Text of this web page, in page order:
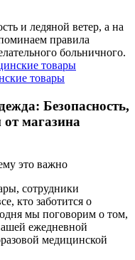
и ледяной ветер, а на
правила
больничного.
товары
Безопасность,
магазина
это важно
сотрудники
кто заботится о
мы поговорим о том,
ежедневной
медицинской